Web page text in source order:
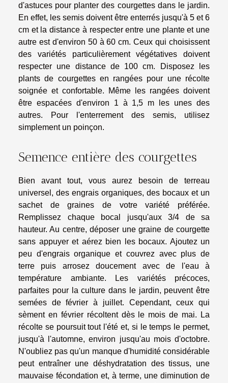
d'astuces pour planter des courgettes dans le jardin.
En effet, les semis doivent être enterrés jusqu'à 5 et 6
cm et la distance à respecter entre une plante et une
autre est d'environ 50 à 60 cm. Ceux qui choisissent
des variétés particulièrement végétatives doivent
respecter une distance de 100 cm. Disposez les
plants de courgettes en rangées pour une récolte
soignée et confortable. Même les rangées doivent
être espacées d'environ 1 à 1,5 m les unes des
autres. Pour l'enterrement des semis, utilisez
simplement un poinçon.
Semence entière des courgettes
Bien avant tout, vous aurez besoin de terreau
universel, des engrais organiques, des bocaux et un
sachet de graines de votre variété préférée.
Remplissez chaque bocal jusqu'aux 3/4 de sa
hauteur. Au centre, déposer une graine de courgette
sans appuyer et aérez bien les bocaux. Ajoutez un
peu d'engrais organique et couvrez avec plus de
terre puis arrosez doucement avec de l'eau à
température ambiante. Les variétés précoces,
parfaites pour la culture dans le jardin, peuvent être
semées de février à juillet. Cependant, ceux qui
sèment en février récoltent dès le mois de mai. La
récolte se poursuit tout l'été et, si le temps le permet,
jusqu'à l'automne, environ jusqu'au mois d'octobre.
N'oubliez pas qu'un manque d'humidité considérable
peut entraîner une déshydratation des tissus, une
mauvaise fécondation et, à terme, une diminution de